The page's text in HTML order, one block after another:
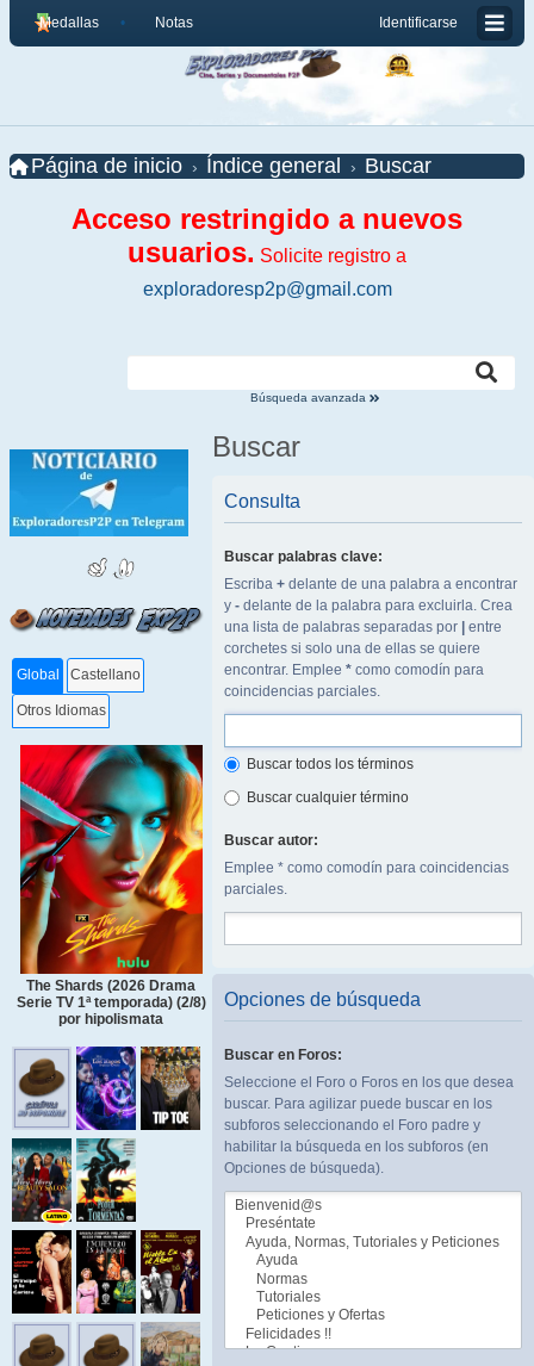
Identificarse
Medallas Notas
Página de inicio Índice general Buscar
Acceso restringido a nuevos
usuarios. Solicite registro a
exploradoresp2p@gmail.com
Búsqueda avanzada
Global Castellano
Otros Idiomas
The Shards (2026 Drama
Serie TV 1ª temporada) (2/8)
por hipolismata
Buscar
Consulta
Buscar palabras clave:
Escriba + delante de una palabra a encontrar
y - delante de la palabra para excluirla. Crea
una lista de palabras separadas por
entre
corchetes si solo una de ellas se quiere
encontrar. Emplee * como comodín para
coincidencias parciales.
Buscar todos los términos
Buscar cualquier término
Buscar autor:
Emplee * como comodín para coincidencias
parciales.
Opciones de búsqueda
Buscar en Foros:
Seleccione el Foro o Foros en los que desea
buscar. Para agilizar puede buscar en los
subforos seleccionando el Foro padre y
habilitar la búsqueda en los subforos (en
Opciones de búsqueda).